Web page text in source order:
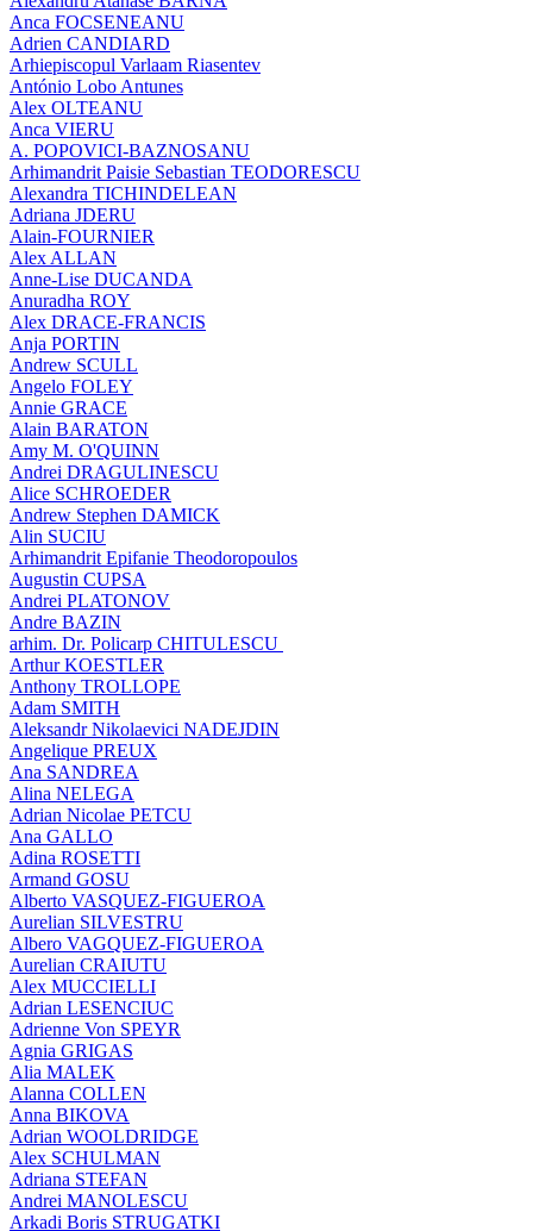
Anca FOCSENEANU
Adrien CANDIARD
Arhiepiscopul Varlaam Riasentev
António Lobo Antunes
Alex OLTEANU
Anca VIERU
A. POPOVICI-BAZNOSANU
Arhimandrit Paisie Sebastian TEODORESCU
Alexandra TICHINDELEAN
Adriana JDERU
Alain-FOURNIER
Alex ALLAN
Anne-Lise DUCANDA
Anuradha ROY
Alex DRACE-FRANCIS
Anja PORTIN
Andrew SCULL
Angelo FOLEY
Annie GRACE
Alain BARATON
Amy M. O'QUINN
Andrei DRAGULINESCU
Alice SCHROEDER
Andrew Stephen DAMICK
Alin SUCIU
Arhimandrit Epifanie Theodoropoulos
Augustin CUPSA
Andrei PLATONOV
Andre BAZIN
arhim. Dr. Policarp CHITULESCU
Arthur KOESTLER
Anthony TROLLOPE
Adam SMITH
Aleksandr Nikolaevici NADEJDIN
Angelique PREUX
Ana SANDREA
Alina NELEGA
Adrian Nicolae PETCU
Ana GALLO
Adina ROSETTI
Armand GOSU
Alberto VASQUEZ-FIGUEROA
Aurelian SILVESTRU
Albero VAGQUEZ-FIGUEROA
Aurelian CRAIUTU
Alex MUCCIELLI
Adrian LESENCIUC
Adrienne Von SPEYR
Agnia GRIGAS
Alia MALEK
Alanna COLLEN
Anna BIKOVA
Adrian WOOLDRIDGE
Alex SCHULMAN
Adriana STEFAN
Andrei MANOLESCU
Arkadi Boris STRUGATKI